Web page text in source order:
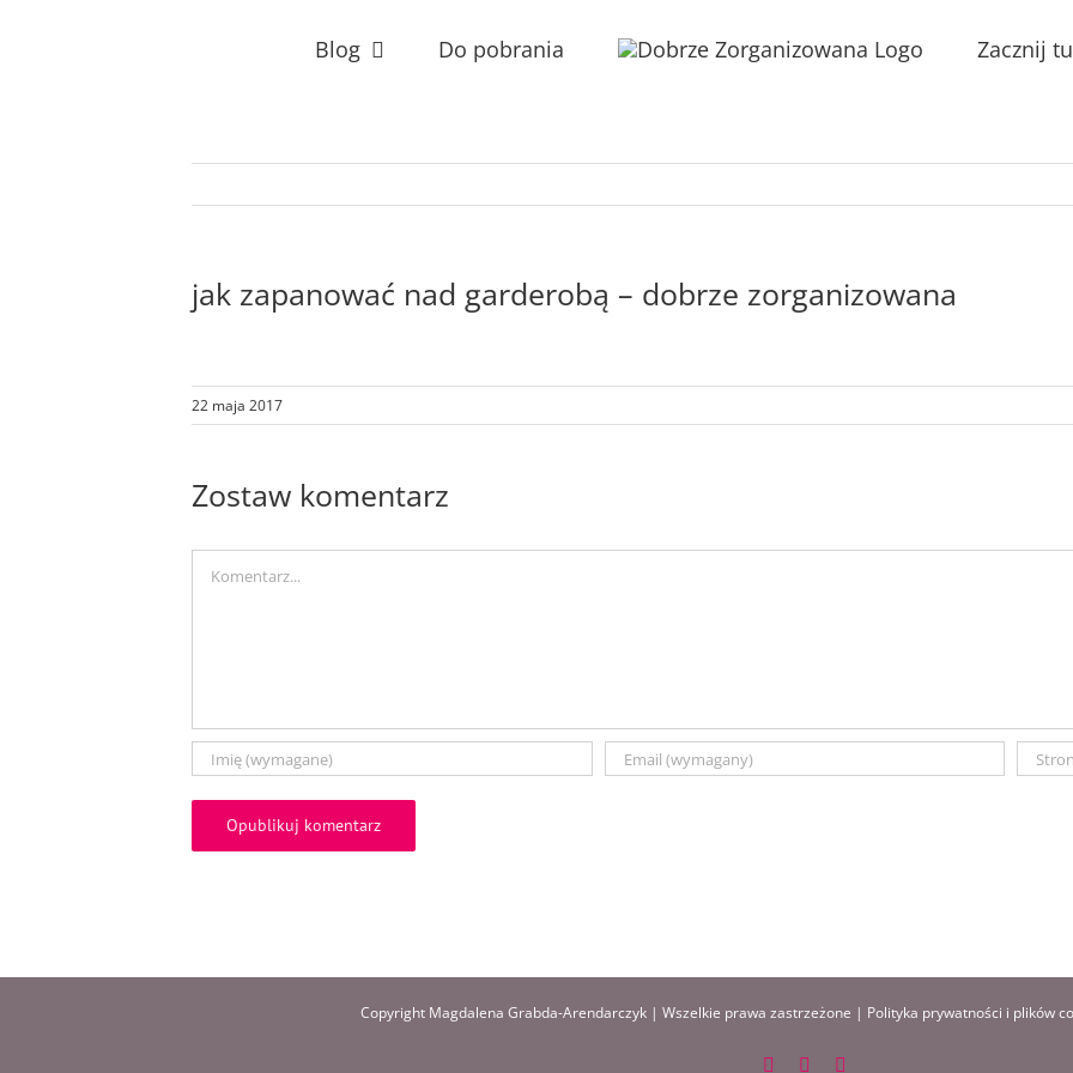
Blog Do pobrania Zacznij
jak zapanować nad garderobą – dobrze zorganizowana
22 maja 2017
Zostaw komentarz
Copyright Magdalena Grabda-Arendarczyk | Wszelkie prawa zastrzeżone | Polityka prywatności i plików
FacebookInstagram